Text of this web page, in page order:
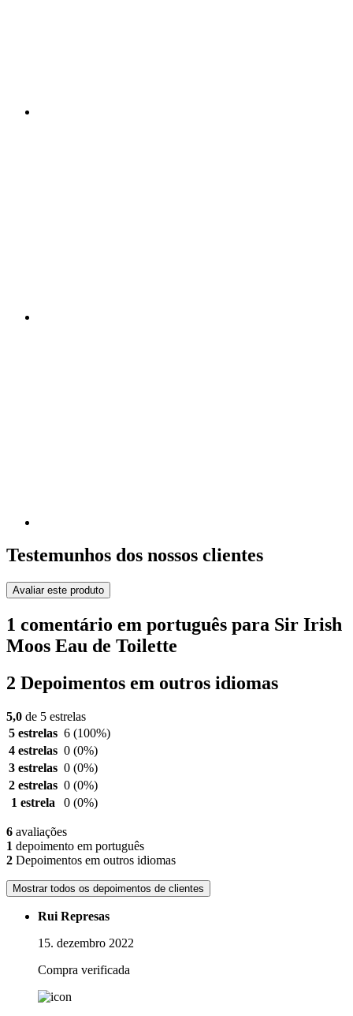
Testemunhos dos nossos clientes
Avaliar este produto
1 comentário em português para Sir Irish
Moos Eau de Toilette
2 Depoimentos em outros idiomas
5,0 de 5 estrelas
5 estrelas 6 (100%)
4 estrelas 0 (0%)
3 estrelas 0 (0%)
2 estrelas 0 (0%)
1 estrela
0 (0%)
6 avaliações
1 depoimento em português
2 Depoimentos em outros idiomas
Mostrar todos os depoimentos de clientes
Rui Represas
15. dezembro 2022
Compra verificada